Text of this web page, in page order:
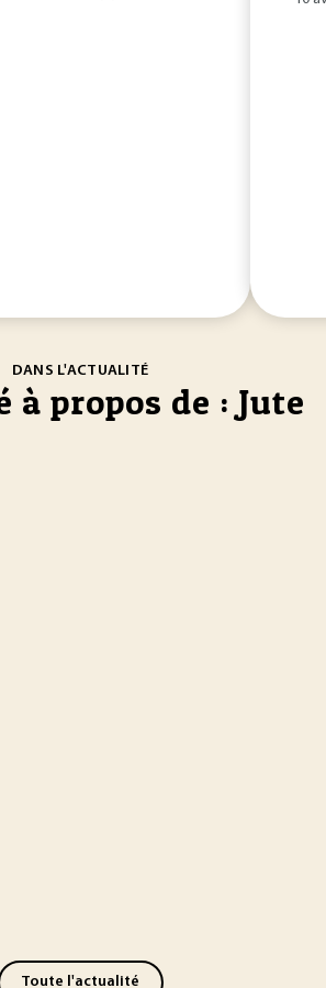
DANS L'ACTUALITÉ
propos de : Jute
unique est finalement effective
Toute l'actualité